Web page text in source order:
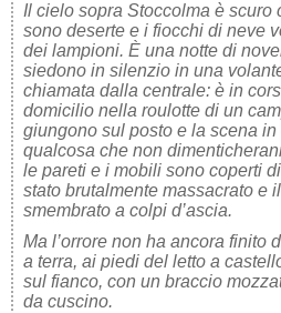
Il cielo sopra Stoccolma è scuro
sono deserte e i fiocchi di neve
dei lampioni. È una notte di
siedono in silenzio in una
chiamata dalla centrale: è in
domicilio nella roulotte di un
giungono sul posto e la scena
qualcosa che non
le pareti e i mobili sono coperti
stato brutalmente massacrato e
smembrato a colpi d’ascia.
Ma l’orrore non ha ancora finito
a terra, ai piedi del letto a
sul fianco, con un braccio
da cuscino.